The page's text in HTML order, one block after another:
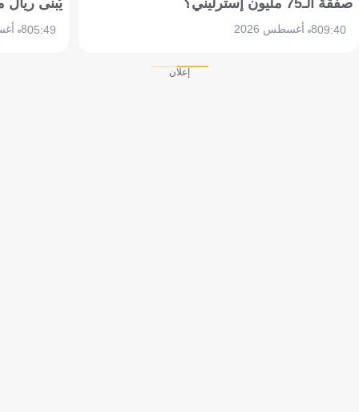
09:408 أغسطس 2026 05:498 أغسطس 2026
إعلان